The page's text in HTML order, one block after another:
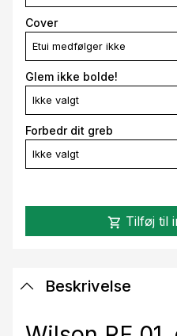
Cover
Etui medfølger ikke
Glem ikke bolde!
Ikke valgt
Forbedr dit greb
Ikke valgt
shopping_cart Tilføj til
Beskrivelse